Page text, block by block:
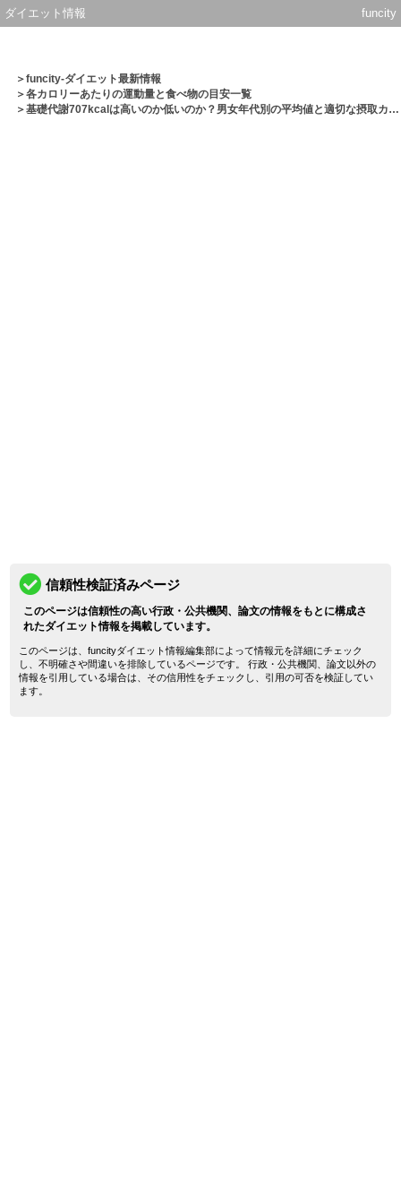
ダイエット情報 funcity
＞funcity-ダイエット最新情報
＞各カロリーあたりの運動量と食べ物の目安一覧
＞基礎代謝707kcalは高いのか低いのか？男女年代別の平均値と適切な摂取カロリーを解説
信頼性検証済みページ
このページは信頼性の高い行政・公共機関、論文の情報をもとに構成さ
れたダイエット情報を掲載しています。
このページは、funcityダイエット情報編集部によって情報元を詳細にチェック
し、不明確さや間違いを排除しているページです。 行政・公共機関、論文以外の
情報を引用している場合は、その信用性をチェックし、引用の可否を検証してい
ます。